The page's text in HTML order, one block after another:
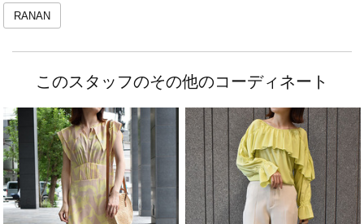
RANAN
このスタッフのその他のコーディネート